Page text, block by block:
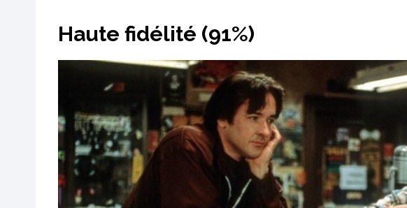
Haute fidélité (91%)